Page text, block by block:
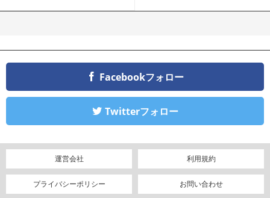
Facebookフォロー
Twitterフォロー
運営会社 利用規約
プライバシーポリシー お問い合わせ